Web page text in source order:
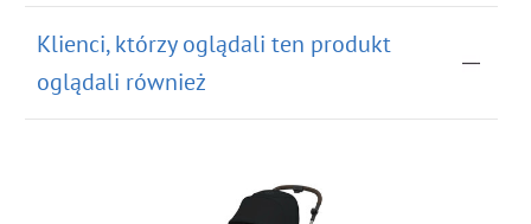
Klienci, którzy oglądali ten produkt
oglądali również